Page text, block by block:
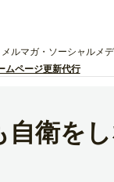
ルマガ・ソーシャルメデ
ムページ更新代行
衛を